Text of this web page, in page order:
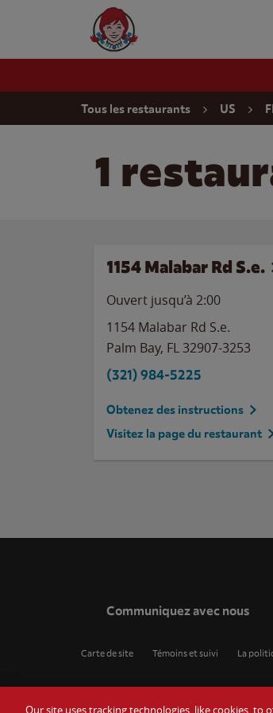
Wendy's Website Home
Return to NavTous les restaurants US
1
1154 Malabar Rd S.e.
Ouvert jusqu’à 2:00
1154 Malabar Rd S.e.
Palm Bay, FL32907-3253
(321) 984-5225
Obtenez des instructions
Visitez la page du restaurant
Communiquez avec nous
Carte de site Témoins et suivi La
Our site uses tracking technologies, like cookies, to